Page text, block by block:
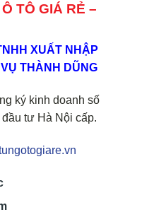
TÔ GIÁ RẺ –
XUẤT NHẬP
THÀNH DŨNG
ký kinh doanh số
tư Hà Nội cấp.